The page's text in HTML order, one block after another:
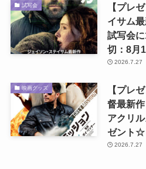
試写会
【プレ
イサム
試写会
切：8月
2026.7.27
映画グッズ
【プレ
督最新作
アクリ
ゼント☆
2026.7.27